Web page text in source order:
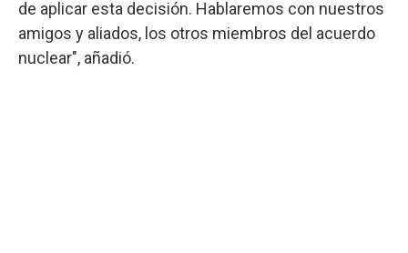
de aplicar esta decisión. Hablaremos con nuestros
amigos y aliados, los otros miembros del acuerdo
nuclear", añadió.